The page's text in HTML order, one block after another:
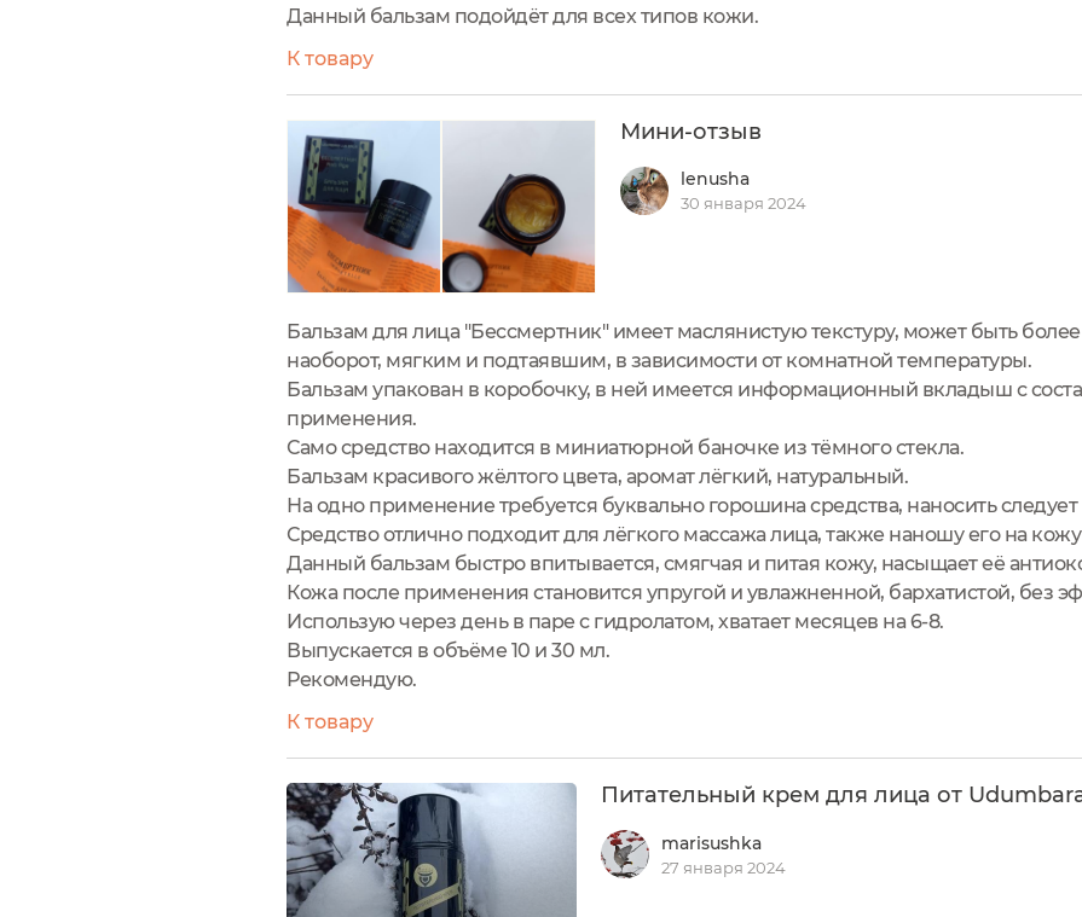
Данный бальзам подойдёт для всех типов кожи.
К товару
Мини-отзыв
lenusha
30 января 2024
Бальзам для лица "Бессмертник" имеет маслянистую текстуру, может быть
наоборот, мягким и подтаявшим, в зависимости от комнатной температуры.
Бальзам упакован в коробочку, в ней имеется информационный вкладыш с
применения.
Само средство находится в миниатюрной баночке из тёмного стекла.
Бальзам красивого жёлтого цвета, аромат лёгкий, натуральный.
На одно применение требуется буквально горошина средства, наносить
Средство отлично подходит для лёгкого массажа лица, также наношу его на кожу
Данный бальзам быстро впитывается, смягчая и питая кожу, насыщает её
Кожа после применения становится упругой и увлажненной, бархатистой, без
Использую через день в паре с гидролатом, хватает месяцев на 6-8.
Выпускается в объёме 10 и 30 мл.
Рекомендую.
К товару
Питательный крем для лица от
marisushka
27 января 2024